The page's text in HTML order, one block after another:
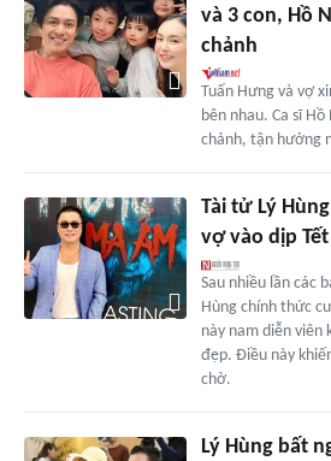
và 3 con, Hồ
chảnh
Tuấn Hưng và vợ
bên nhau. Ca sĩ
chảnh, tận hưởng
Tài tử Lý
vợ vào dịp Tết
Sau nhiều lần các
Hùng chính thức
này nam diễn viên
đẹp. Điều này
chờ.
Lý Hùng bất